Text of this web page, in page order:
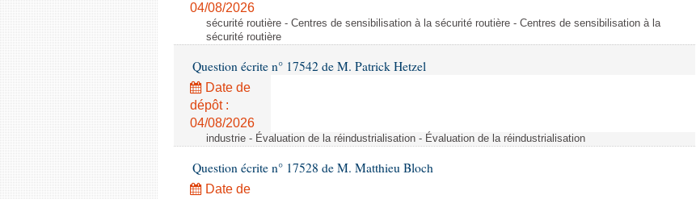
04/08/2026
sécurité routière - Centres de sensibilisation à la sécurité routière - Centres de sensibilisation à la
sécurité routière
Question écrite n° 17542 de M. Patrick Hetzel
Date de
dépôt :
04/08/2026
industrie - Évaluation de la réindustrialisation - Évaluation de la réindustrialisation
Question écrite n° 17528 de M. Matthieu Bloch
Date de